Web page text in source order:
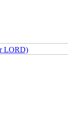
LORD)